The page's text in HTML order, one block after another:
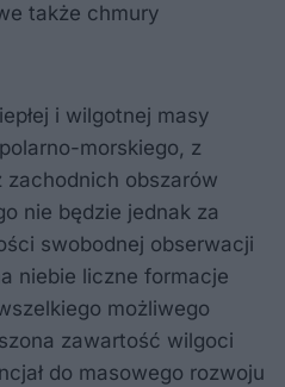
także chmury
i wilgotnej masy
morskiego, z
obszarów
nie będzie jednak za
swobodnej obserwacji
niebie liczne formacje
możliwego
zawartość wilgoci
do masowego rozwoju